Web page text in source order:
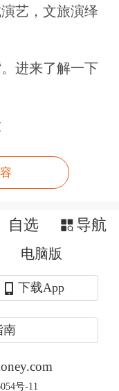
于7月10日
金、科技行业
亚洲主题全
中，Baillie
和
已表达合
向。
艺，文旅演绎
进来了解一下
自选 导航
电脑版
下载App
南
号-11